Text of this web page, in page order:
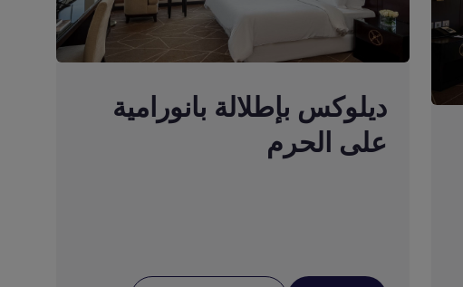
ديلوكس بإطلالة بانورامية
على الحرم